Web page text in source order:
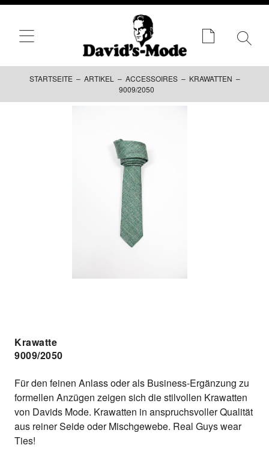
STARTSEITE – ARTIKEL – ACCESSOIRES– KRAWATTEN –
9009/2050
Krawatte
9009/2050
Für den feinen Anlass oder als Business-Ergänzung zu
formellen Anzügen zeigen sich die stilvollen Krawatten
von Davids Mode. Krawatten in anspruchsvoller Qualität
aus reiner Seide oder Mischgewebe. Real Guys wear
Ties!